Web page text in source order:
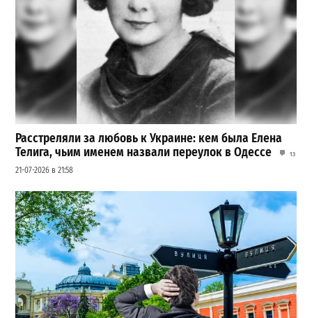
Расстреляли за любовь к Украине: кем была Елена
Телига, чьим именем назвали переулок в Одессе
13
21-07-2026 в 21:58